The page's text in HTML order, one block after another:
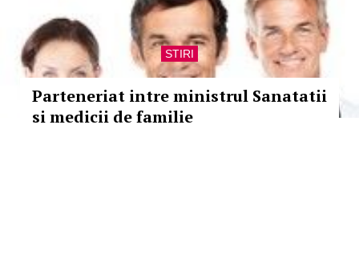
STIRI
Parteneriat intre ministrul Sanatatii
si medicii de familie